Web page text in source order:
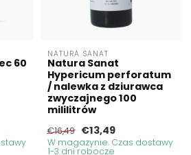
60
NATURA SANAT
Natura Sanat
Hypericum perforatum
/ nalewka z dziurawca
zwyczajnego 100
mililitrów
€16,49 €13,49
W magazynie. Czas dostawy
1-3 dni robocze